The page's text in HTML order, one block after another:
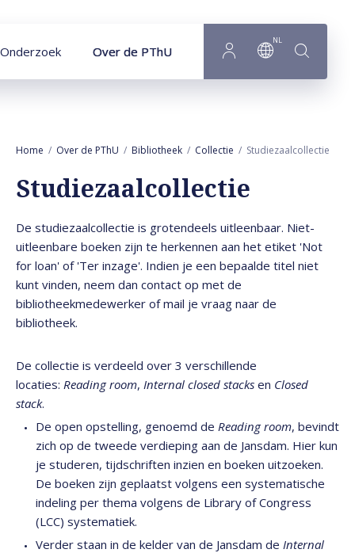
Onderzoek Over de PThU
NL
Home Over de PThU Bibliotheek Collectie Studiezaalcollectie
Studiezaalcollectie
De studiezaalcollectie is grotendeels uitleenbaar. Niet-
uitleenbare boeken zijn te herkennen aan het etiket 'Not
for loan' of 'Ter inzage'. Indien je een bepaalde titel niet
kunt vinden, neem dan contact op met de
bibliotheekmedewerker of mail je vraag naar de
bibliotheek.
De collectie is verdeeld over 3 verschillende
locaties: Reading room, Internal closed stacks en Closed
stack.
De open opstelling, genoemd de Reading room, bevindt
zich op de tweede verdieping aan de Jansdam. Hier kun
je studeren, tijdschriften inzien en boeken uitzoeken.
De boeken zijn geplaatst volgens een systematische
indeling per thema volgens de Library of Congress
(LCC) systematiek.
Verder staan in de kelder van de Jansdam de Internal